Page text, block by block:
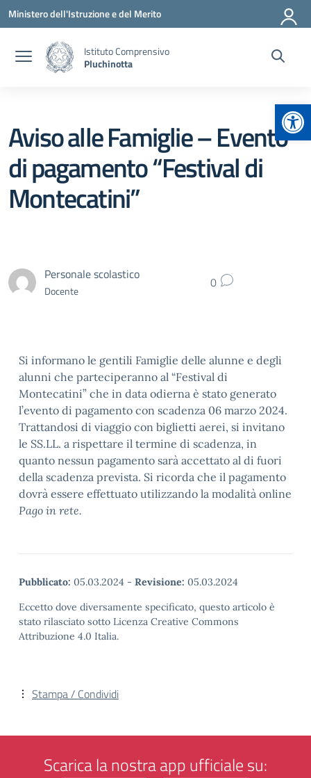
Vai ai contenuti
Vai al menu di navigazione
Vai al footer
Ministero dell'Istruzione e del Merito
Istituto Comprensivo
Pluchinotta
Aviso alle Famiglie – Evento
di pagamento “Festival di
Montecatini”
Personale scolastico
Docente 0
Si informano le gentili Famiglie delle alunne e degli
alunni che parteciperanno al “Festival di
Montecatini” che in data odierna è stato generato
l’evento di pagamento con scadenza 06 marzo 2024.
Trattandosi di viaggio con biglietti aerei, si invitano
le SS.LL. a rispettare il termine di scadenza, in
quanto nessun pagamento sarà accettato al di fuori
della scadenza prevista. Si ricorda che il pagamento
dovrà essere effettuato utilizzando la modalità online
Pago in rete.
Pubblicato: 05.03.2024 - Revisione: 05.03.2024
Eccetto dove diversamente specificato, questo articolo è
stato rilasciato sotto Licenza Creative Commons
Attribuzione 4.0 Italia.
Stampa / Condividi
Scarica la nostra app ufficiale su: